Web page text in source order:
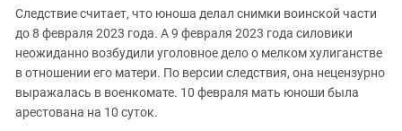
Следствие считает, что юноша делал снимки воинской части
до 8 февраля 2023 года. А 9 февраля 2023 года силовики
неожиданно возбудили уголовное дело о мелком хулиганстве
в отношении его матери. По версии следствия, она нецензурно
выражалась в военкомате. 10 февраля мать юноши была
арестована на 10 суток.